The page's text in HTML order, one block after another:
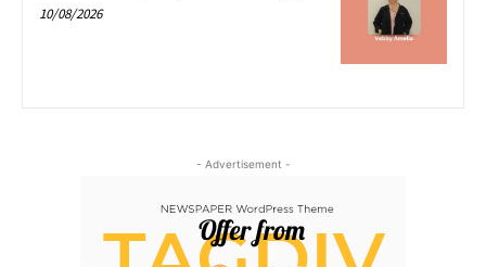
10/08/2026
- Advertisement -